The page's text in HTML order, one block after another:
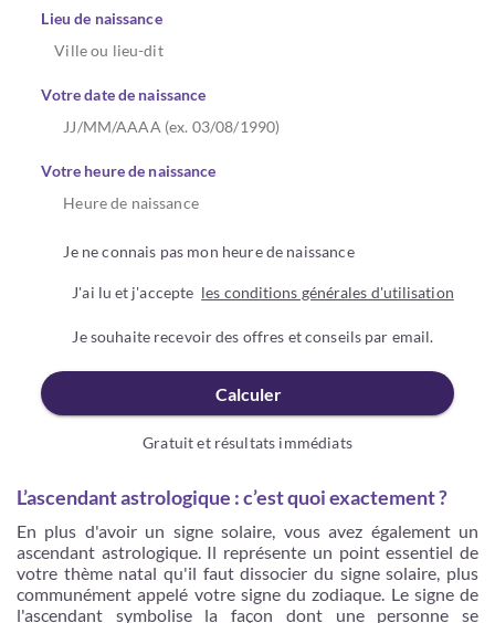
Lieu de naissance
Votre date de naissance
Votre heure de naissance
Je ne connais pas mon heure de naissance
J'ai lu et j'accepte les conditions générales d'utilisation
Je souhaite recevoir des offres et conseils par email.
Calculer
Gratuit et résultats immédiats
L’ascendant astrologique : c’est quoi exactement ?
En plus d'avoir un signe solaire, vous avez également un
ascendant astrologique. Il représente un point essentiel de
votre thème natal qu'il faut dissocier du signe solaire, plus
communément appelé votre signe du zodiaque. Le signe de
l'ascendant symbolise la façon dont une personne se